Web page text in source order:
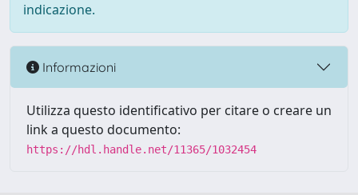
indicazione.
Informazioni
Utilizza questo identificativo per citare o creare un
link a questo documento:
https://hdl.handle.net/11365/1032454